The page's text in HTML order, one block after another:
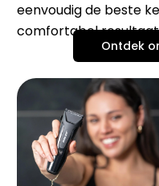
eenvoudig de beste
comfortabel
Ontdek